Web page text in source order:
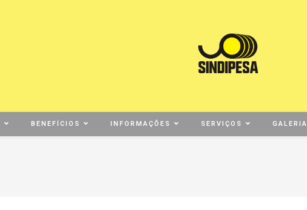
BENEFÍCIOS INFORMAÇÕES SERVIÇOS GALERIA